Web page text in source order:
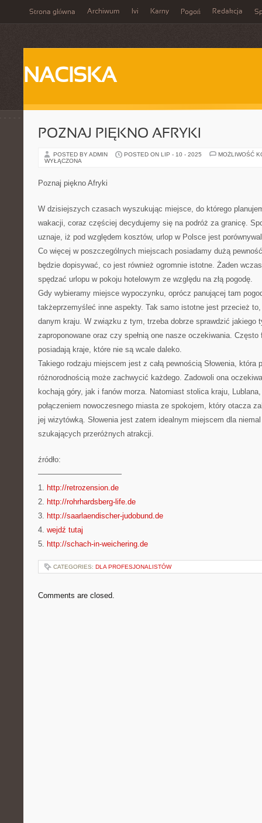
Strona główna Archiwum Ivi Karny Pogoń Redakcja
NACISKA
POZNAJ PIĘKNO AFRYKI
POSTED BY ADMIN POSTED ON LIP - 10 - 2025
MOŻLIWOŚĆ
WYŁĄCZONA
Poznaj piękno Afryki
W dzisiejszych czasach wyszukując miejsce, do którego
wakacji, coraz częściej decydujemy się na podróż za granicę.
uznaje, iż pod względem kosztów, urlop w Polsce jest
Co więcej w poszczególnych miejscach posiadamy dużą
będzie dopisywać, co jest również ogromnie istotne. Żaden
spędzać urlopu w pokoju hotelowym ze względu na złą pogodę.
Gdy wybieramy miejsce wypoczynku, oprócz panującej tam
takżeprzemyśleć inne aspekty. Tak samo istotne jest przecież
danym kraju. W związku z tym, trzeba dobrze sprawdzić jakiego
zaproponowane oraz czy spełnią one nasze oczekiwania.
posiadają kraje, które nie są wcale daleko.
Takiego rodzaju miejscem jest z całą pewnością Słowenia, która
różnorodnością może zachwycić każdego. Zadowoli ona
kochają góry, jak i fanów morza. Natomiast stolica kraju,
połączeniem nowoczesnego miasta ze spokojem, który otacza
jej wizytówką. Słowenia jest zatem idealnym miejscem dla
szukających przeróżnych atrakcji.
źródło:
———————————
1. http://retrozension.de
2. http://rohrhardsberg-life.de
3. http://saarlaendischer-judobund.de
4. wejdź tutaj
5. http://schach-in-weichering.de
CATEGORIES: DLA PROFESJONALISTÓW
Comments are closed.